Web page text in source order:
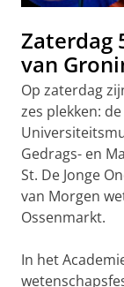
Zaterdag
van
Op zaterdag
zes plekken:
Gedrags- en
St. De Jonge
van Morgen
Ossenmarkt.
In het